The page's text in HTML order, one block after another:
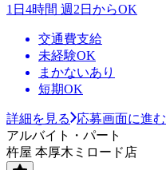
1日4時間 週2日からOK
交通費支給
未経験OK
まかないあり
短期OK
詳細を見る
応募画面に進む
アルバイト・パート
杵屋 本厚木ミロード店